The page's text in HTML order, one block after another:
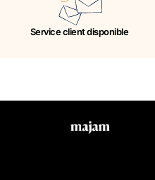
Service client disponible